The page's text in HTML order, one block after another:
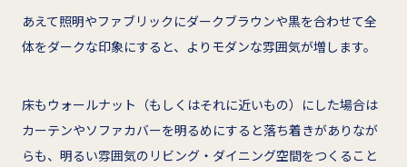
あえて照明やファブリックにダークブラウンや黒を合わせて全
体をダークな印象にすると、よりモダンな雰囲気が増します。
床もウォールナット（もしくはそれに近いもの）にした場合は
カーテンやソファカバーを明るめにすると落ち着きがありなが
らも、明るい雰囲気のリビング・ダイニング空間をつくること